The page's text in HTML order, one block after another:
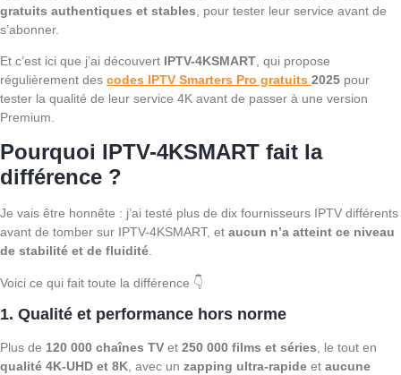
gratuits authentiques et stables , pour tester leur service avant de
s’abonner.
Et c’est ici que j’ai découvert IPTV-4KSMART , qui propose
régulièrement des codes IPTV Smarters Pro gratuits 2025 pour
tester la qualité de leur service 4K avant de passer à une version
Premium.
Pourquoi IPTV-4KSMART fait la
différence ?
Je vais être honnête : j’ai testé plus de dix fournisseurs IPTV différents
avant de tomber sur IPTV-4KSMART, et aucun n’a atteint ce niveau
de stabilité et de fluidité.
Voici ce qui fait toute la différence 👇
1. Qualité et performance hors norme
Plus de 120 000 chaînes TV et 250 000 films et séries , le tout en
qualité 4K-UHD et 8K , avec un zapping ultra-rapide et aucune